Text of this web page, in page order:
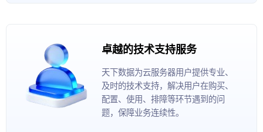
卓越的技术支持服务
天下数据为云服务器用户提供专业、
及时的技术支持，解决用户在购买、
配置、使用、排障等环节遇到的问
题，保障业务连续性。